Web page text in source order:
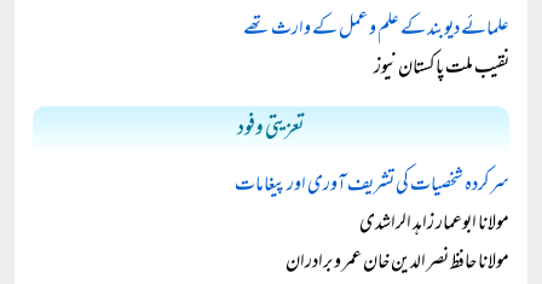
علمائے دیوبند کے علم و عمل کے وارث تھے
نقیب ملت پاکستان نیوز
تعزیتی وفود
سرکردہ شخصیات کی تشریف آوری اور پیغامات
مولانا ابوعمار زاہد الراشدی
مولانا حافظ نصر الدین خان عمر و برادران